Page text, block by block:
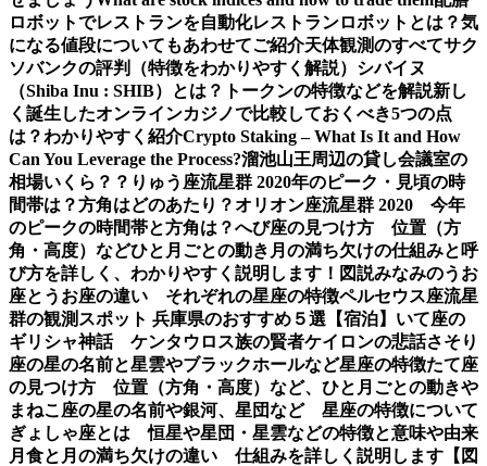
ロボットでレストランを自動化レストランロボットとは？気
になる値段についてもあわせてご紹介天体観測のすべてサク
ソバンクの評判（特徴をわかりやすく解説） シバイヌ
（Shiba Inu : SHIB）とは？トークンの特徴などを解説新し
く誕生したオンラインカジノで比較しておくべき5つの点
は？わかりやすく紹介Crypto Staking – What Is It and How
Can You Leverage the Process?溜池山王周辺の貸し会議室の
相場いくら？？ りゅう座流星群 2020年のピーク・見頃の時
間帯は？方角はどのあたり？オリオン座流星群 2020 今年
のピークの時間帯と方角は？へび座の見つけ方 位置（方
角・高度）などひと月ごとの動き 月の満ち欠けの仕組みと呼
び方を詳しく、わかりやすく説明します！図説みなみのうお
座とうお座の違い それぞれの星座の特徴ペルセウス座流星
群の観測スポット 兵庫県のおすすめ５選【宿泊】 いて座の
ギリシャ神話 ケンタウロス族の賢者ケイロンの悲話さそり
座の星の名前と星雲やブラックホールなど星座の特徴たて座
の見つけ方 位置（方角・高度）など、ひと月ごとの動きや
まねこ座の星の名前や銀河、星団など 星座の特徴について
ぎょしゃ座とは 恒星や星団・星雲などの特徴と意味や由来
月食と月の満ち欠けの違い 仕組みを詳しく説明します【図